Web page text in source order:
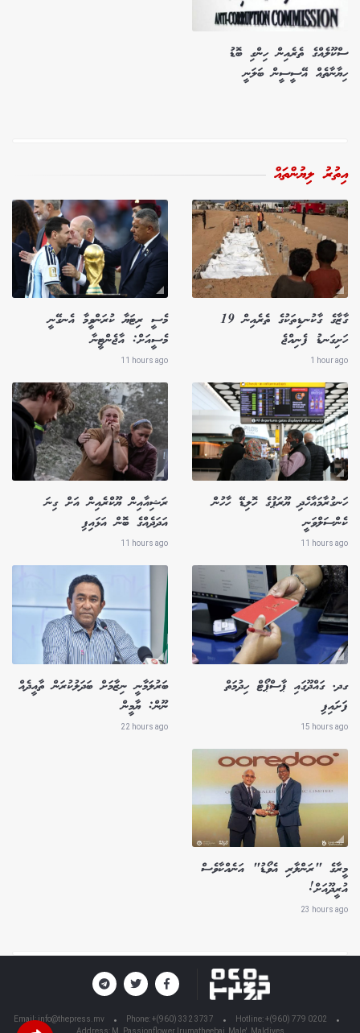
ސްކޫލެއްގެ ތެރެއިން ހިންގި ބޮޑު
ހިޔާނާތެއް އޭސީސީން ބަލަނީ
އިތުރު ލިޔުންތައް
ގާޒާގެ ގާކުނޑިތަކުގެ ތެރެއިން 19
ހަށިގަނޑު ފެނިއްޖެ
1 hour ago
މެސީ ރިޓަޔާ ކުރަންވީމާ އެނގޭނީ
މެސީއަށް: އާޖެންޓީނާ
11 hours ago
ހަނގުރާމައާހެދި ޔޫރަޕުގެ ހޮލިޑޭ ހާހުން
ކެންސަލްވަނީ
11 hours ago
ރަޝިއާއިން ޔޫކްރެއިން އަށް ގިނަ
އަދަދެއްގެ ބޮން އަޅައިފި
11 hours ago
ގދ. ގައްދޫގައި ޕާސްޕޯޓް ހިދުމަތް
ފަށައިފި
15 hours ago
ބަރުލަމާނީ ނިޒާމަށް ބަދަލުކުރަން ތާއީދެއް
ނޫން: ޔާމީން
22 hours ago
މީރާގެ "ރަންލާރި އެވޯޑު" އަނެއްކާވެސް
އުރީދޫއަށް!
23 hours ago
Email:info@thepress.mv Phone: +(960) 332 3737
Hotline: +(960) 779 0202
Address: M. Passionflower Irumatheebai, Male', Maldives